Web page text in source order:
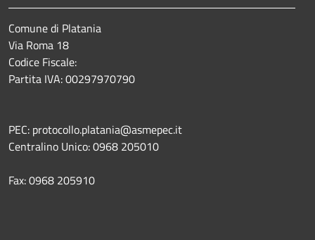
Comune di Platania
Via Roma 18
Codice Fiscale:
Partita IVA: 00297970790
PEC: protocollo.platania@asmepec.it
Centralino Unico: 0968 205010
Fax: 0968 205910